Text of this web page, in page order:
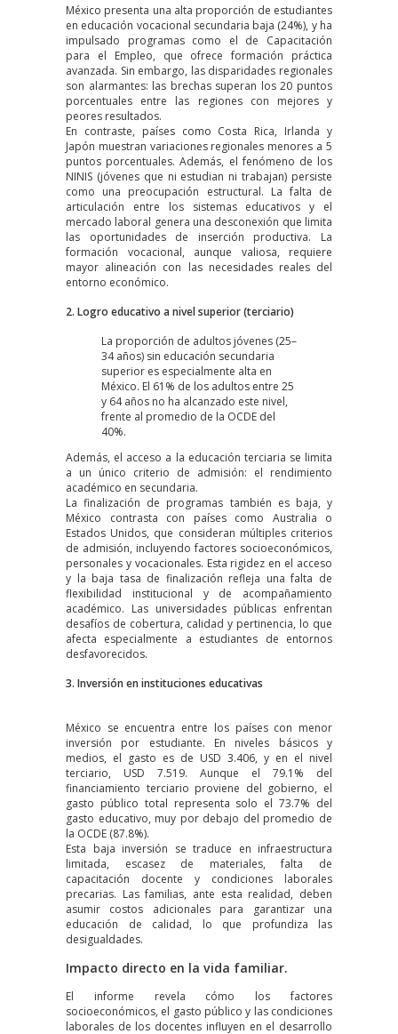
México presenta una alta proporción de estudiantes
en educación vocacional secundaria baja (24%), y ha
impulsado programas como el de Capacitación
para el Empleo, que ofrece formación práctica
avanzada. Sin embargo, las disparidades regionales
son alarmantes: las brechas superan los 20 puntos
porcentuales entre las regiones con mejores y
peores resultados.
En contraste, países como Costa Rica, Irlanda y
Japón muestran variaciones regionales menores a 5
puntos porcentuales. Además, el fenómeno de los
NINIS (jóvenes que ni estudian ni trabajan) persiste
como una preocupación estructural. La falta de
articulación entre los sistemas educativos y el
mercado laboral genera una desconexión que limita
las oportunidades de inserción productiva. La
formación vocacional, aunque valiosa, requiere
mayor alineación con las necesidades reales del
entorno económico.
2. Logro educativo a nivel superior (terciario)
La proporción de adultos jóvenes (25–
34 años) sin educación secundaria
superior es especialmente alta en
México. El 61% de los adultos entre 25
y 64 años no ha alcanzado este nivel,
frente al promedio de la OCDE del
40%.
Además, el acceso a la educación terciaria se limita
a un único criterio de admisión: el rendimiento
académico en secundaria.
La finalización de programas también es baja, y
México contrasta con países como Australia o
Estados Unidos, que consideran múltiples criterios
de admisión, incluyendo factores socioeconómicos,
personales y vocacionales. Esta rigidez en el acceso
y la baja tasa de finalización refleja una falta de
flexibilidad institucional y de acompañamiento
académico. Las universidades públicas enfrentan
desafíos de cobertura, calidad y pertinencia, lo que
afecta especialmente a estudiantes de entornos
desfavorecidos.
3. Inversión en instituciones educativas
México se encuentra entre los países con menor
inversión por estudiante. En niveles básicos y
medios, el gasto es de USD 3.406, y en el nivel
terciario, USD 7.519. Aunque el 79.1% del
financiamiento terciario proviene del gobierno, el
gasto público total representa solo el 73.7% del
gasto educativo, muy por debajo del promedio de
la OCDE (87.8%).
Esta baja inversión se traduce en infraestructura
limitada, escasez de materiales, falta de
capacitación docente y condiciones laborales
precarias. Las familias, ante esta realidad, deben
asumir costos adicionales para garantizar una
educación de calidad, lo que profundiza las
desigualdades.
Impacto directo en la vida familiar.
El informe revela cómo los factores
socioeconómicos, el gasto público y las condiciones
laborales de los docentes influyen en el desarrollo